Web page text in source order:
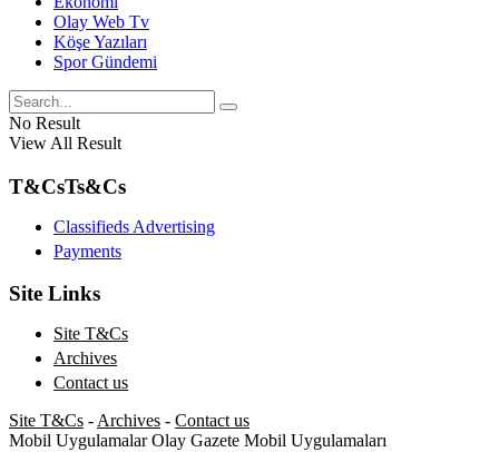
Olay Web Tv
Köşe Yazıları
Spor Gündemi
No Result
View All Result
T&CsTs&Cs
Classifieds Advertising
Payments
Site Links
Site T&Cs
Archives
Contact us
Site T&Cs - Archives - Contact us
Mobil Uygulamalar Olay Gazete Mobil Uygulamaları